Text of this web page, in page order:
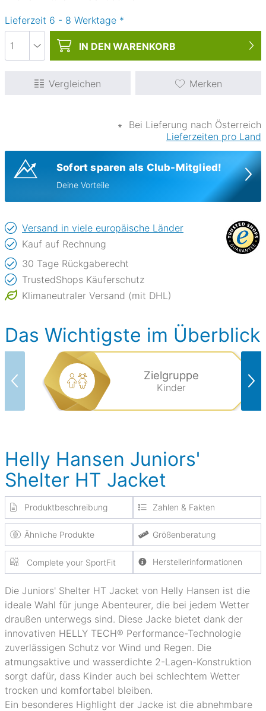
Lieferzeit 6 - 8 Werktage *
IN DEN WARENKORB
Vergleichen Merken
∗
Bei Lieferung nach Österreich
Lieferzeiten pro Land
Sofort sparen als Club-Mitglied!
Deine Vorteile
Versand in viele europäische Länder
Kauf auf Rechnung
30 Tage Rückgaberecht
TrustedShops Käuferschutz
Klimaneutraler Versand (mit DHL)
Das Wichtigste im Überblick
Zielgruppe
Kinder
Helly Hansen Juniors'
Shelter HT Jacket
Produktbeschreibung Zahlen & Fakten
Ähnliche Produkte Größenberatung
Complete your SportFit Herstellerinformationen
Die Juniors' Shelter HT Jacket von Helly Hansen ist die
ideale Wahl für junge Abenteurer, die bei jedem Wetter
draußen unterwegs sind. Diese Jacke bietet dank der
innovativen HELLY TECH® Performance-Technologie
zuverlässigen Schutz vor Wind und Regen. Die
atmungsaktive und wasserdichte 2-Lagen-Konstruktion
sorgt dafür, dass Kinder auch bei schlechtem Wetter
trocken und komfortabel bleiben.
Ein besonderes Highlight der Jacke ist die abnehmbare